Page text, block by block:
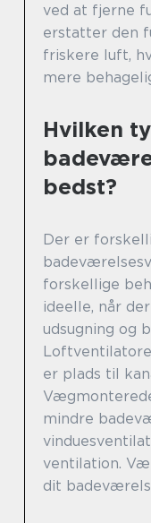
ved at fjerne
erstatter den
friskere luft,
mere
Hvilken
bedst?
Der er
forskellige
ideelle, når
udsugning og
er plads til
mindre
ventilation.
dit